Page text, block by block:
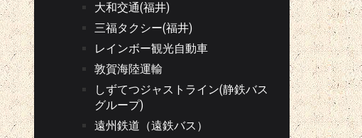
大和交通(福井)
三福タクシー(福井)
レインボー観光自動車
敦賀海陸運輸
しずてつジャストライン(静鉄バス
グループ)
遠州鉄道（遠鉄バス）